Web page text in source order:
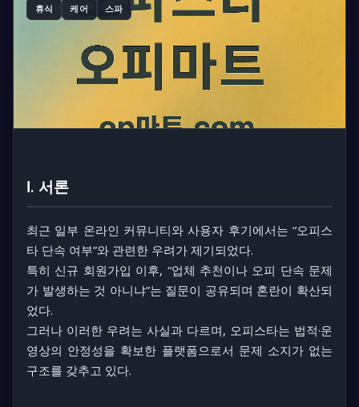
휴식 케어 스파
Ⅰ. 서론
최근 일부 온라인 커뮤니티와 사용자 후기에서는 “오피스
타 단속 여부”와 관련한 우려가 제기되었다.
특히 신규 회원가입 이후, “업체 추천이나 오피 단속 문제
가 발생하는 것 아니냐”는 질문이 공유되며 혼란이 확산되
었다.
그러나 이러한 우려는 사실과 다르며, 오피스타는 법적·운
영상의 안정성을 확보한 플랫폼으로서 문제 소지가 없는
구조를 갖추고 있다.